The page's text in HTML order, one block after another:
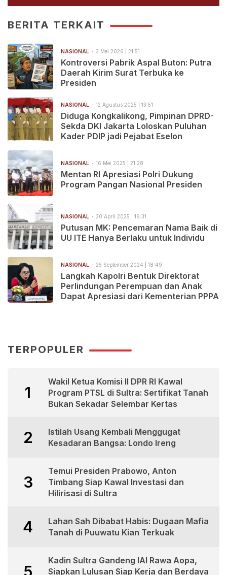
BERITA TERKAIT
NASIONAL 3 Mei 2026 | 21:51
Kontroversi Pabrik Aspal Buton: Putra
Daerah Kirim Surat Terbuka ke
Presiden
NASIONAL 12 Agustus 2025 | 13:51
Diduga Kongkalikong, Pimpinan DPRD-
Sekda DKI Jakarta Loloskan Puluhan
Kader PDIP jadi Pejabat Eselon
NASIONAL 16 Mei 2025 | 21:28
Mentan RI Apresiasi Polri Dukung
Program Pangan Nasional Presiden
NASIONAL 30 April 2025 | 16:31
Putusan MK: Pencemaran Nama Baik di
UU ITE Hanya Berlaku untuk Individu
NASIONAL 25 September 2024 | 18:49
Langkah Kapolri Bentuk Direktorat
Perlindungan Perempuan dan Anak
Dapat Apresiasi dari Kementerian PPPA
TERPOPULER
1
Wakil Ketua Komisi II DPR RI Kawal
Program PTSL di Sultra: Sertifikat Tanah
Bukan Sekadar Selembar Kertas
2
Istilah Usang Kembali Menggugat
Kesadaran Bangsa: Londo Ireng
3
Temui Presiden Prabowo, Anton
Timbang Siap Kawal Investasi dan
Hilirisasi di Sultra
4
Lahan Sah Dibabat Habis: Dugaan Mafia
Tanah di Puuwatu Kian Terkuak
Kadin Sultra Gandeng IAI Rawa Aopa,
Siapkan Lulusan Siap Kerja dan Berdaya